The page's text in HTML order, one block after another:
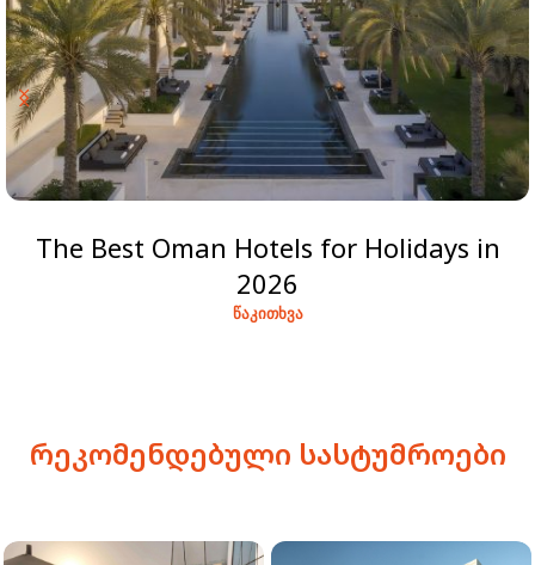
The Best Oman Hotels for Holidays in
2026
ᲬᲐᲙᲘᲗᲮᲕᲐ
რეკომენდებული სასტუმროები